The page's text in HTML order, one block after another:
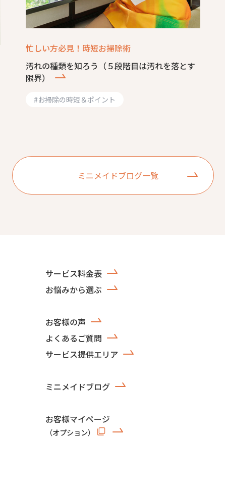
忙しい方必見！時短お掃除術
汚れの種類を知ろう（５段階目は汚れを落とす
限界）
#お掃除の時短＆ポイント
ミニメイドブログ一覧
サービス料金表
お悩みから選ぶ
お客様の声
よくあるご質問
サービス提供エリア
ミニメイドブログ
お客様マイページ
（オプション）